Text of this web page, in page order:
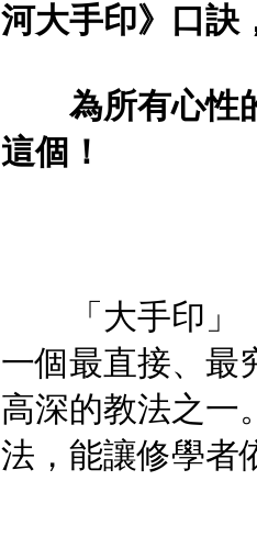
河大手印》口訣
為所有心性的
這個！
「大手印」（
一個最直接、最
高深的教法之一
法，能讓修學者